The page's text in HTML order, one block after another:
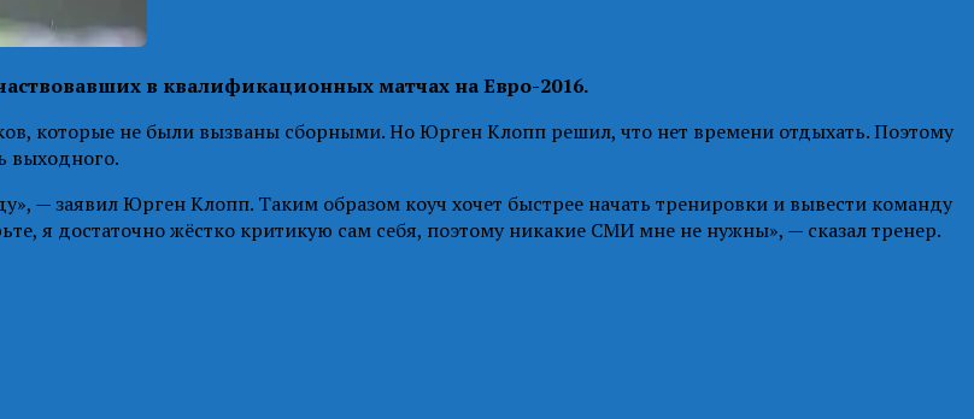
в квалификационных матчах на Евро-2016.
которые не были вызваны сборными. Но Юрген Клопп решил, что нет времени отдыхать. Поэтому
выходного.
— заявил Юрген Клопп. Таким образом коуч хочет быстрее начать тренировки и вывести команду
я достаточно жёстко критикую сам себя, поэтому никакие СМИ мне не нужны», — сказал тренер.